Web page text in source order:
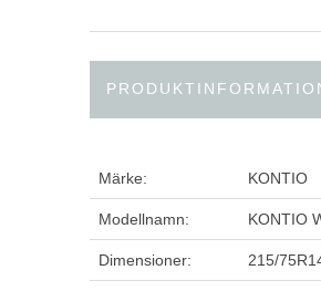
Märke: KONTIO
Modellnamn: KONTIO
Dimensioner: 215/